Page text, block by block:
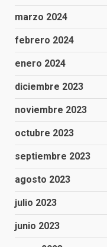
marzo 2024
febrero 2024
enero 2024
diciembre 2023
noviembre 2023
octubre 2023
septiembre 2023
agosto 2023
julio 2023
junio 2023